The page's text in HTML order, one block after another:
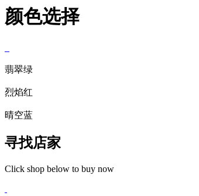
颜色选择
翡翠绿
烈焰红
晴空蓝
寻找店家
Click shop below to buy now